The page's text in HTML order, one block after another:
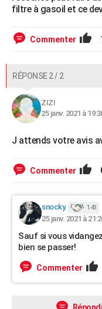
filtre à gasoil et ce
Commenter
RÉPONSE 2 / 2
ZIZI
25 janv. 2021 à
J attends votre avis
Commenter
snocky. 143
25 janv. 2021 à
Sauf si vous
bien se passer!
Commenter